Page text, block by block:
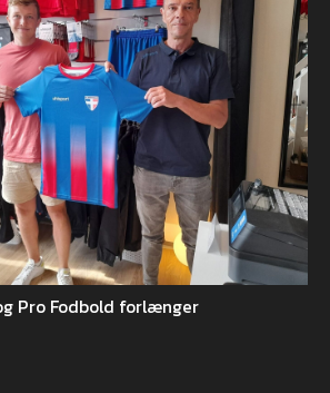
Pro Fodbold forlænger